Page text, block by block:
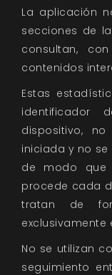
La aplicación
secciones de
consultan,
contenidos
Estas
identificador
dispositivo,
iniciada y no
de modo que
procede cada
tratan de
exclusivamente
No se utilizan
seguimiento